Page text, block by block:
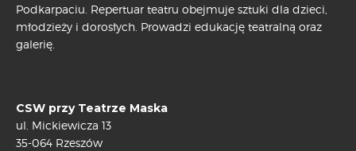
Podkarpaciu. Repertuar teatru obejmuje sztuki dla dzieci,
młodzieży i dorosłych. Prowadzi edukację teatralną oraz
galerię.
CSW przy Teatrze Maska
ul. Mickiewicza 13
35-064 Rzeszów